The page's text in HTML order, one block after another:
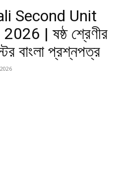
Second Unit
| ষষ্ঠ শ্রেণীর
বাংলা প্রশ্নপত্র